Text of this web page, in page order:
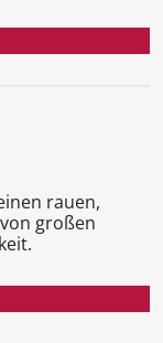
rauen,
großen